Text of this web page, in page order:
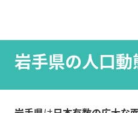
岩手県の人口